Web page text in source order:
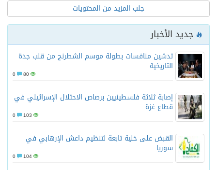
جلب المزيد من المحتويات
جديد الأخبار
تدشين منافسات بطولة موسم الشطرنج من قلب جدة
التاريخية
80
إصابة ثلاثة فلسطينيين برصاص الاحتلال الإسرائيلي في
قطاع غزة
103
القبض على خلية تابعة لتنظيم داعش الإرهابي في
سوريا
104